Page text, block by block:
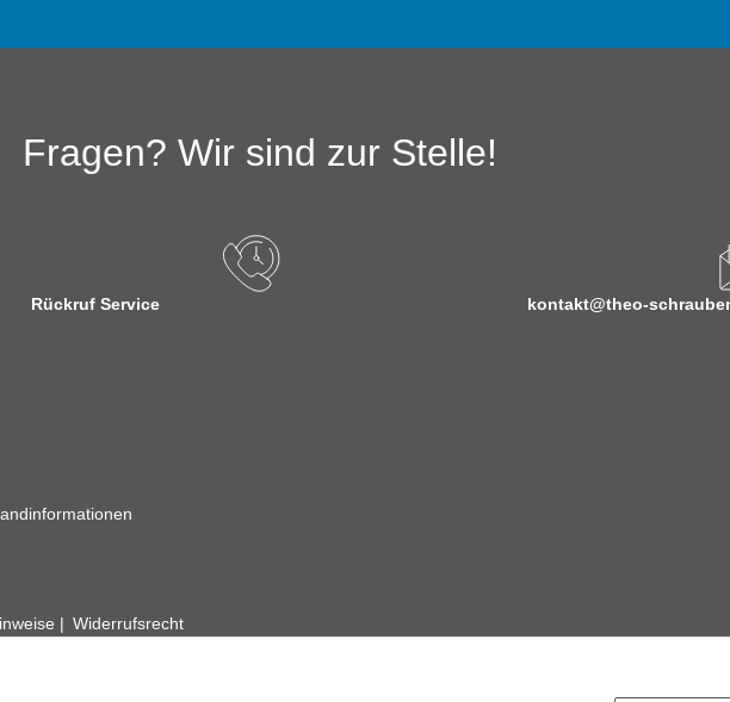
Fragen? Wir sind zur Stelle!
Rückruf Service kontakt@theo-
Widerrufsrecht